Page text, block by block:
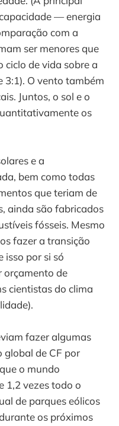
— energia
com a
ser menores que
ciclo de vida sobre a
3:1). O vento também
Juntos, o sol e o
os
e a
bem como todas
que teriam de
ainda são fabricados
fósseis. Mesmo
fazer a transição
isso por si só
orçamento de
cientistas do clima
fazer algumas
global de CF por
o mundo
1,2 vezes todo o
de parques eólicos
os próximos